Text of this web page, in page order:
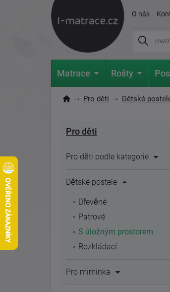
O nás
Matrace Rošty
Pro děti Dětské
Pro děti
Pro děti podle kategorie
Dětské postele
Dřevěné
Patrové
S úložným prostorem
Rozkládací
Pro miminka